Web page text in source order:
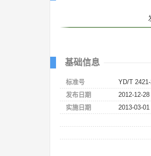
基础信息
标准号
YD/T
发布日期
2012-12-28
实施日期
2013-03-01